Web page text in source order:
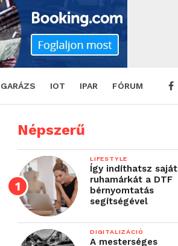
GARÁZS IOT IPAR FÓRUM
Népszerű
LIFESTYLE
Így indíthatsz saját
ruhamárkát a DTF
bérnyomtatás
segítségével
DIGITALIZÁCIÓ
A mesterséges